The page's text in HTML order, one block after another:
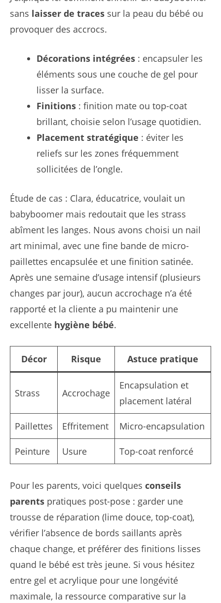
sans laisser de traces sur la peau du bébé ou
provoquer des accrocs.
Décorations intégrées : encapsuler les
éléments sous une couche de gel pour
lisser la surface.
Finitions : finition mate ou top-coat
brillant, choisie selon l’usage quotidien.
Placement stratégique : éviter les
reliefs sur les zones fréquemment
sollicitées de l’ongle.
Étude de cas : Clara, éducatrice, voulait un
babyboomer mais redoutait que les strass
abîment les langes. Nous avons choisi un nail
art minimal, avec une fine bande de micro-
paillettes encapsulée et une finition satinée.
Après une semaine d’usage intensif (plusieurs
changes par jour), aucun accrochage n’a été
rapporté et la cliente a pu maintenir une
excellente hygiène bébé.
Décor Risque Astuce pratique
Strass Accrochage
Encapsulation et
placement latéral
Paillettes Effritement Micro-encapsulation
Peinture Usure Top-coat renforcé
Pour les parents, voici quelques conseils
parents pratiques post-pose : garder une
trousse de réparation (lime douce, top-coat),
vérifier l’absence de bords saillants après
chaque change, et préférer des finitions lisses
quand le bébé est très jeune. Si vous hésitez
entre gel et acrylique pour une longévité
maximale, la ressource comparative sur la